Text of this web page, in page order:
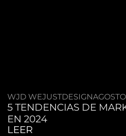
WJD WEJUSTDESIGN
5 TENDENCIAS DE
EN 2024
LEER